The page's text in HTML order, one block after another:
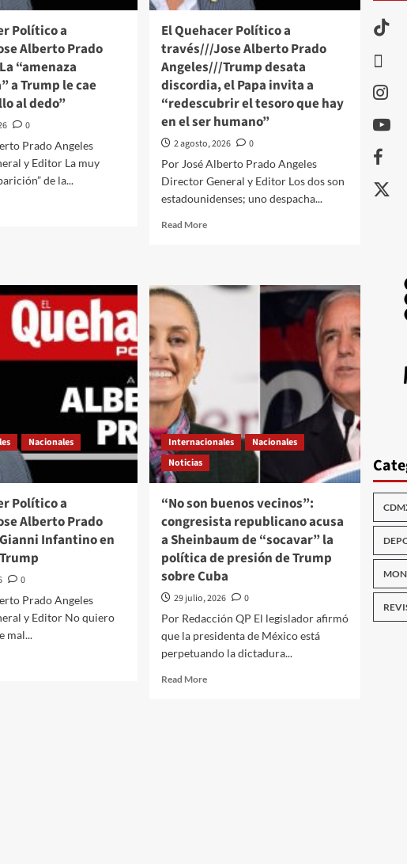
sus
contados
Político a
Alberto Prado
“amenaza
a Trump le cae
al dedo”
0
Prado Angeles
y Editor La muy
de la...
Jose
El Quehacer Político a
través///Jose Alberto Prado
Angeles///Trump desata
discordia, el Papa invita a
“redescubrir el tesoro que hay
en el ser humano”
2 agosto, 2026
0
Por José Alberto Prado Angeles
Director General y Editor Los dos son
estadounidenses; uno despacha...
Read MoreRead
Quehacer
través///Jose
Angeles///Trump
el
Papa
invita
tesoro
que
hay
en
ser
humano”
Nacionales
Político a
Alberto Prado
Infantino en
0
Prado Angeles
y Editor No quiero
mal...
Internacionales
Nacionales
Noticias
“No son buenos vecinos”:
congresista republicano acusa
a Sheinbaum de “socavar” la
política de presión de Trump
sobre Cuba
29 julio, 2026
0
Por Redacción QP El legislador afirmó
que la presidenta de México está
perpetuando la dictadura...
Read MoreRead
X